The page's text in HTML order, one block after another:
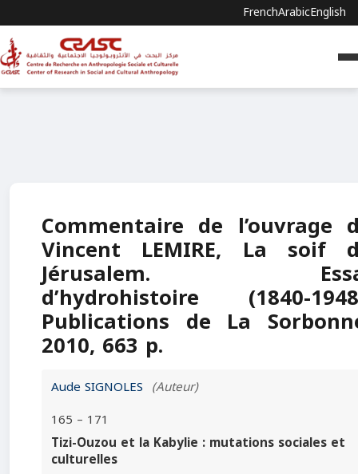
FrenchArabicEnglish
Commentaire de l’ouvrage
Vincent LEMIRE, La soif
Jérusalem.
d’hydrohistoire (1840-
Publications de La
2010, 663 p.
Aude SIGNOLES (Auteur)
165 – 171
Tizi-Ouzou et la Kabylie : mutations sociales et
culturelles